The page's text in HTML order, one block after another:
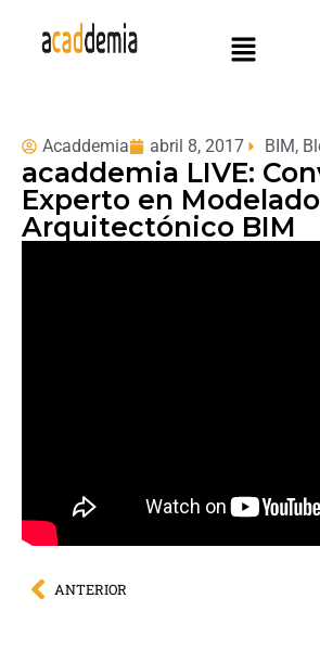
Acaddemia abril 8, 2017 BIM,
acaddemia LIVE:
Experto en Modelado
Arquitectónico BIM
ANTERIOR